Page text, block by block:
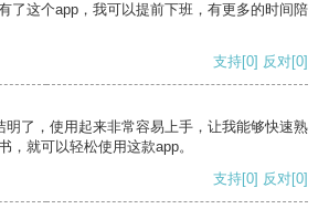
了这个app，我可以提前下班，有更多的时间陪
支持[0] 反对[0]
明了，使用起来非常容易上手，让我能够快速熟
，就可以轻松使用这款app。
支持[0] 反对[0]